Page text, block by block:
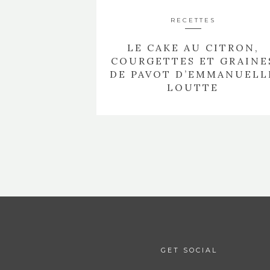
RECETTES
LE CAKE AU CITRON,
COURGETTES ET
DE PAVOT
LOUTTE
GET SOCIAL